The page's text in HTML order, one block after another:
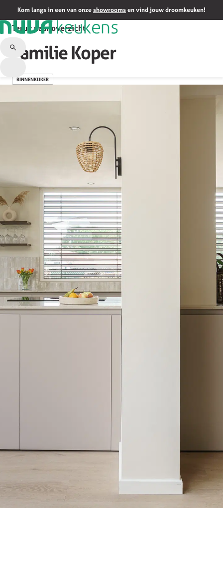
Kom langs in een van onze showrooms en vind jouw droomkeuken!
Terug naar overzicht
Familie Koper
BINNENKIJKER